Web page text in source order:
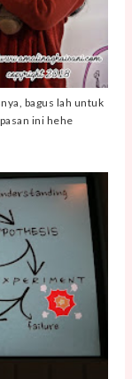
bagus lah untuk
ini hehe